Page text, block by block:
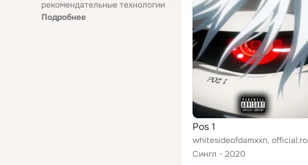
рекомендательные технологии
Подробнее
Pos 1
whitesideofdamxxn,
Сингл
2020